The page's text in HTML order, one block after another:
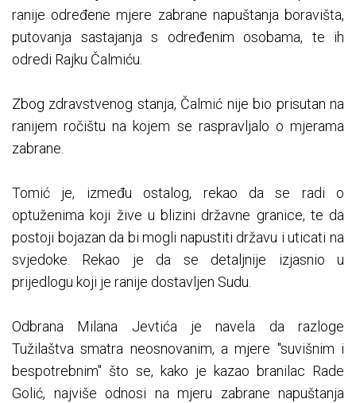
ranije određene mjere zabrane napuštanja boravišta,
putovanja sastajanja s određenim osobama, te ih
odredi Rajku Čalmiću.
Zbog zdravstvenog stanja, Čalmić nije bio prisutan na
ranijem ročištu na kojem se raspravljalo o mjerama
zabrane.
Tomić je, između ostalog, rekao da se radi o
optuženima koji žive u blizini državne granice, te da
postoji bojazan da bi mogli napustiti državu i uticati na
svjedoke. Rekao je da se detaljnije izjasnio u
prijedlogu koji je ranije dostavljen Sudu.
Odbrana Milana Jevtića je navela da razloge
Tužilaštva smatra neosnovanim, a mjere "suvišnim i
bespotrebnim" što se, kako je kazao branilac Rade
Golić, najviše odnosi na mjeru zabrane napuštanja